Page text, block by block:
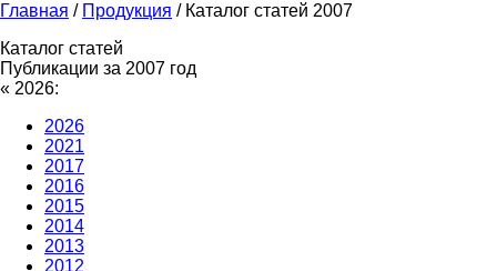
Главная / Продукция / Каталог статей 2007
Каталог статей
Публикации за 2007 год
« 2026:
2026
2021
2017
2016
2015
2014
2013
2012